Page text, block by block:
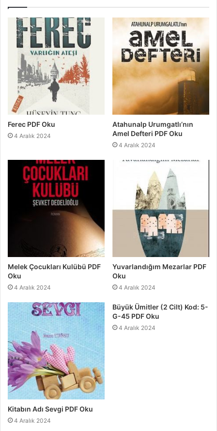
Ferec PDF Oku
4 Aralık 2024
Atahunalp Urumgatlı’nın
Amel Defteri PDF Oku
4 Aralık 2024
Melek Çocukları Kulübü PDF
Oku
4 Aralık 2024
Yuvarlandığım Mezarlar PDF
Oku
4 Aralık 2024
Kitabın Adı Sevgi PDF Oku
4 Aralık 2024
Büyük Ümitler (2 Cilt) Kod: 5-
G-45 PDF Oku
4 Aralık 2024